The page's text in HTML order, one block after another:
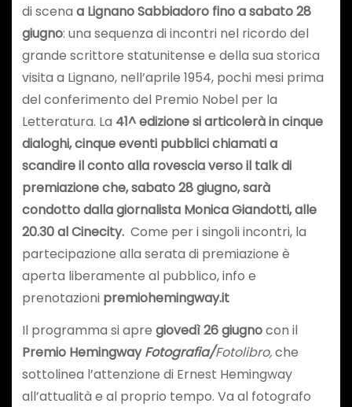
di scena a Lignano Sabbiadoro fino a sabato 28
giugno: una sequenza di incontri nel ricordo del
grande scrittore statunitense e della sua storica
visita a Lignano, nell’aprile 1954, pochi mesi prima
del conferimento del Premio Nobel per la
Letteratura. La 41^ edizione si articolerà in cinque
dialoghi, cinque eventi pubblici chiamati a
scandire il conto alla rovescia verso il talk di
premiazione che, sabato 28 giugno, sarà
condotto dalla giornalista Monica Giandotti, alle
20.30 al Cinecity.Come per i singoli incontri, la
partecipazione alla serata di premiazione è
aperta liberamente al pubblico, info e
prenotazioni premiohemingway.it
Il programma si apre giovedì 26 giugnocon il
Premio HemingwayFotografia/Fotolibro,che
sottolinea l’attenzione di Ernest Hemingway
all’attualità e al proprio tempo. Va al fotografo